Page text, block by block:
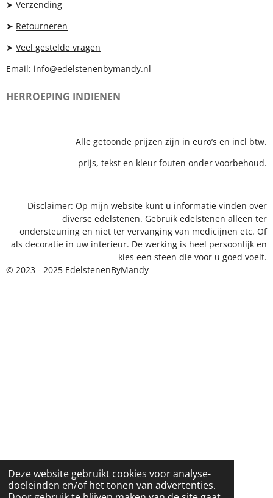
Deze website gebruikt cookies voor analyse-
doeleinden en/of het tonen van advertenties.
A
➤ Verzending
➤ Retourneren
➤ Veel gestelde vragen
Email: info@edelstenenbymandy.nl
HERROEPING INDIENEN
Alle getoonde prijzen zijn in euro’s en incl btw.
prijs, tekst en kleur fouten onder voorbehoud.
Disclaimer: Op mijn website kunt u informatie vinden over
diverse edelstenen. Gebruik edelstenen alleen ter
ondersteuning en niet ter vervanging van medicijnen etc. Of
als decoratie in uw interieur. De werking is heel persoonlijk en
kies een steen die voor u goed voelt.
© 2023 - 2025 EdelstenenByMandy